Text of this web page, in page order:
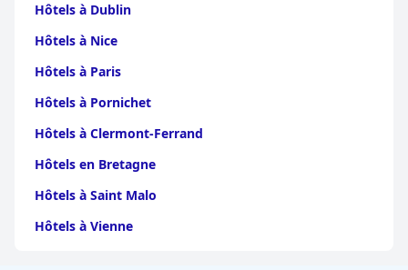
Hôtels à Dublin
Hôtels à Nice
Hôtels à Paris
Hôtels à Pornichet
Hôtels à Clermont-Ferrand
Hôtels en Bretagne
Hôtels à Saint Malo
Hôtels à Vienne